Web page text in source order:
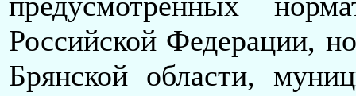
Российской Федерации,
Брянской области,